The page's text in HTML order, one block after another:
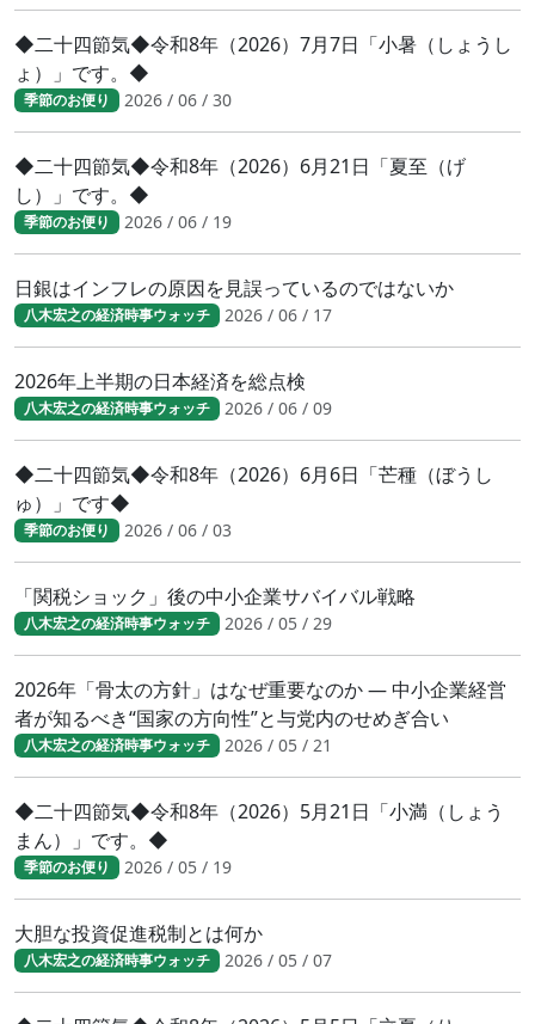
◆二十四節気◆令和8年（2026）7月7日「小暑（しょうし
ょ）」です。◆
季節のお便り 2026 / 06 / 30
◆二十四節気◆令和8年（2026）6月21日「夏至（げ
し）」です。◆
季節のお便り 2026 / 06 / 19
日銀はインフレの原因を見誤っているのではないか
八木宏之の経済時事ウォッチ 2026 / 06 / 17
2026年上半期の日本経済を総点検
八木宏之の経済時事ウォッチ 2026 / 06 / 09
◆二十四節気◆令和8年（2026）6月6日「芒種（ぼうし
ゅ）」です◆
季節のお便り 2026 / 06 / 03
「関税ショック」後の中小企業サバイバル戦略
八木宏之の経済時事ウォッチ 2026 / 05 / 29
2026年「骨太の方針」はなぜ重要なのか ― 中小企業経営
者が知るべき“国家の方向性”と与党内のせめぎ合い
八木宏之の経済時事ウォッチ 2026 / 05 / 21
◆二十四節気◆令和8年（2026）5月21日「小満（しょう
まん）」です。◆
季節のお便り 2026 / 05 / 19
大胆な投資促進税制とは何か
八木宏之の経済時事ウォッチ 2026 / 05 / 07